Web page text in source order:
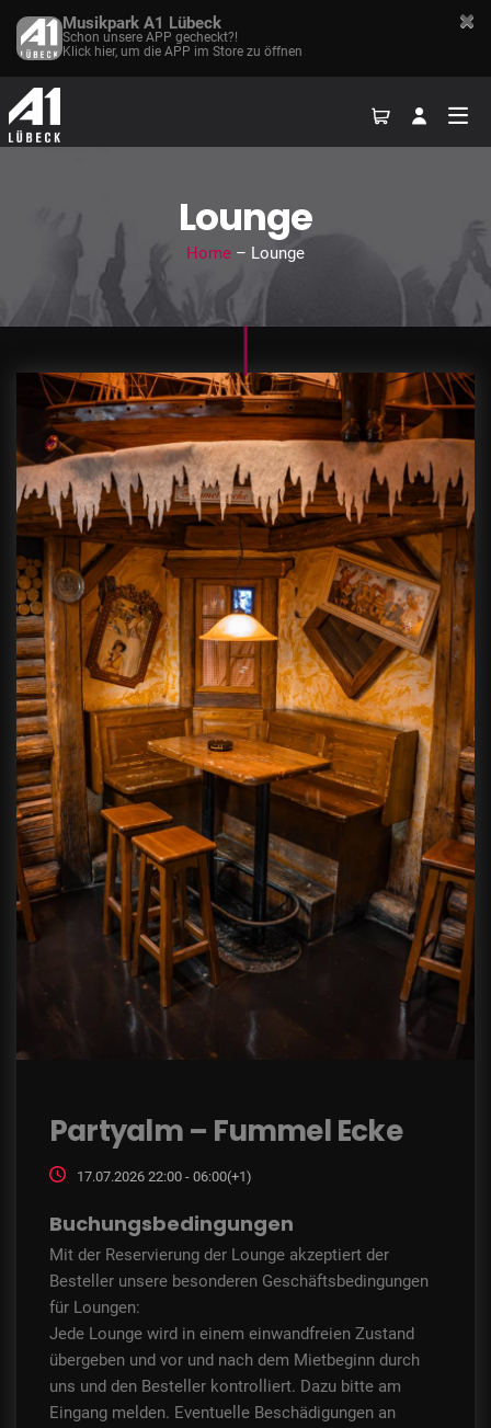
Lounge
Home– Lounge
Partyalm – Fummel Ecke
17.07.2026 22:00 - 06:00(+1)
Buchungsbedingungen
Mit der Reservierung der Lounge akzeptiert der
Besteller unsere besonderen Geschäftsbedingungen
für Loungen:
Jede Lounge wird in einem einwandfreien Zustand
übergeben und vor und nach dem Mietbeginn durch
uns und den Besteller kontrolliert. Dazu bitte am
Eingang melden. Eventuelle Beschädigungen an
Musikpark A1 Lübeck
Schon unsere APP gecheckt?!
Klick hier, um die APP im Store zu öffnen